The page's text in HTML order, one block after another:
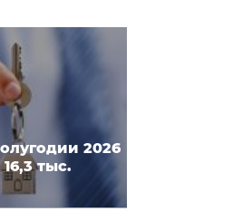
2026
тыс.